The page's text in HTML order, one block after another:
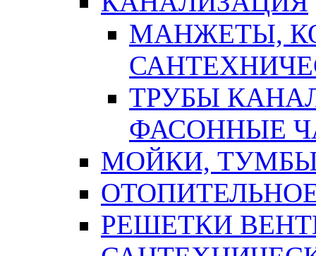
МАНЖЕТЫ,
ТРУБЫ
ФАСОННЫЕ
МОЙКИ,
РЕШЕТКИ